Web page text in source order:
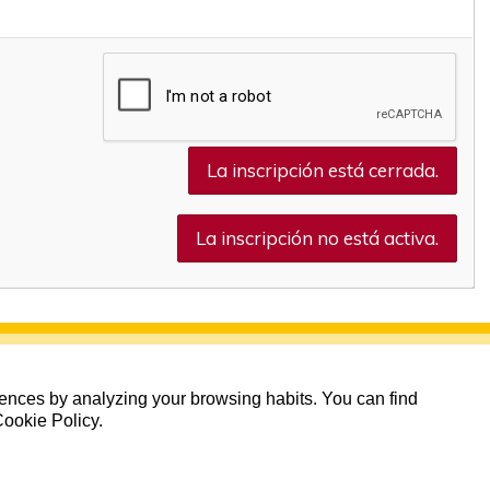
La inscripción está cerrada.
La inscripción no está activa.
by analyzing your browsing habits. You can find
Policy.